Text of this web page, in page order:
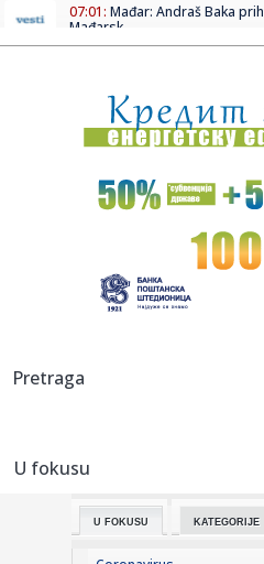
07:01: Mađar: Andraš Baka
Mađarsk...
07:01:FOTO: Izgoreo deo
povređenih
07:01:Ni danas odmora od
Bivši član
07:01:Država se za auto-put
05:17:
05:05: Рецепт дана:
Pretraga
U fokusu
U FOKUSU KATEGORIJE